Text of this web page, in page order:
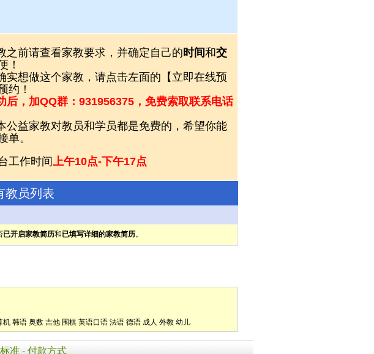
之前请查看家教要求，并确定自己的时间和交
！
实想做这个家教，请点击左面的【立即在线预
约！
后，加QQ群：931956375，免费索取联系电话
公益家教对教员和学员都是免费的，希望你能
单。
工作时间上午10点-下午17点
教员列表
已开启家教简历和已填写详细的家教简历。
机 韩语 奥数 吉他 围棋 英语口语 法语 德语 成人 外教 幼儿
准 - 付款方式